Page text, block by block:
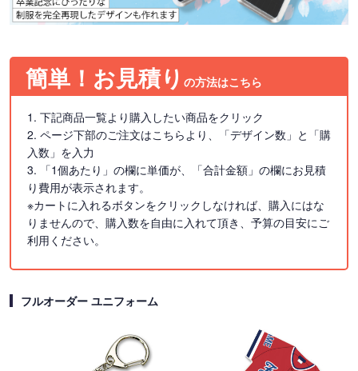
簡単！お見積り の方法はこちら
1. 下記商品一覧より購入したい商品をクリック
2. ページ下部のご注文はこちらより、「デザイン数」と「購
入数」を入力
3. 「1個あたり」の欄に単価が、「合計金額」の欄にお見積
り費用が表示されます。
※カートに入れるボタンをクリックしなければ、購入にはな
りませんので、購入数を自由に入れて頂き、予算の目安にご
利用ください。
フルオーダー ユニフォーム